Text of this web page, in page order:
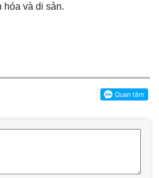
hóa và di sản.